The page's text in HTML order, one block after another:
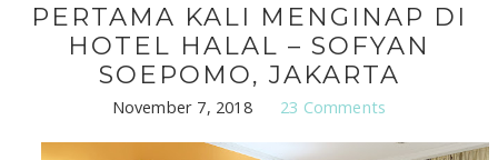
PERTAMA KALI MENGINAP DI
HOTEL HALAL – SOFYAN
SOEPOMO, JAKARTA
November 7, 2018 23 Comments